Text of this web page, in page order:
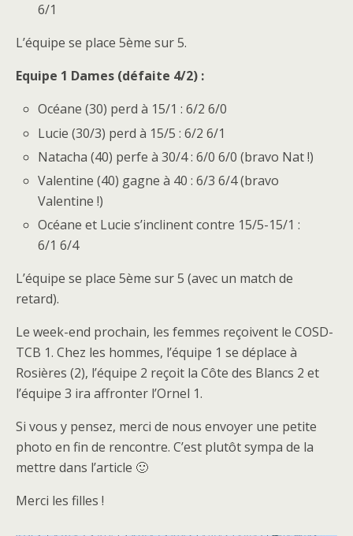
6/1
L’équipe se place 5ème sur 5.
Equipe 1 Dames (défaite 4/2) :
Océane (30) perd à 15/1 : 6/2 6/0
Lucie (30/3) perd à 15/5 : 6/2 6/1
Natacha (40) perfe à 30/4 : 6/0 6/0 (bravo Nat !)
Valentine (40) gagne à 40 : 6/3 6/4 (bravo
Valentine !)
Océane et Lucie s’inclinent contre 15/5-15/1 :
6/1 6/4
L’équipe se place 5ème sur 5 (avec un match de
retard).
Le week-end prochain, les femmes reçoivent le COSD-
TCB 1. Chez les hommes, l’équipe 1 se déplace à
Rosières (2), l’équipe 2 reçoit la Côte des Blancs 2 et
l’équipe 3 ira affronter l’Ornel 1.
Si vous y pensez, merci de nous envoyer une petite
photo en fin de rencontre. C’est plutôt sympa de la
mettre dans l’article 🙂
Merci les filles !